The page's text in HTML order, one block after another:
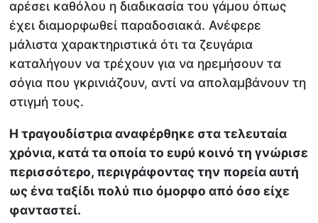
αρέσει καθόλου η διαδικασία του γάμου όπως
έχει διαμορφωθεί παραδοσιακά. Ανέφερε
μάλιστα χαρακτηριστικά ότι τα ζευγάρια
καταλήγουν να τρέχουν για να ηρεμήσουν τα
σόγια που γκρινιάζουν, αντί να απολαμβάνουν τη
στιγμή τους.
Η τραγουδίστρια αναφέρθηκε στα τελευταία
χρόνια, κατά τα οποία το ευρύ κοινό τη γνώρισε
περισσότερο, περιγράφοντας την πορεία αυτή
ως ένα ταξίδι πολύ πιο όμορφο από όσο είχε
φανταστεί.